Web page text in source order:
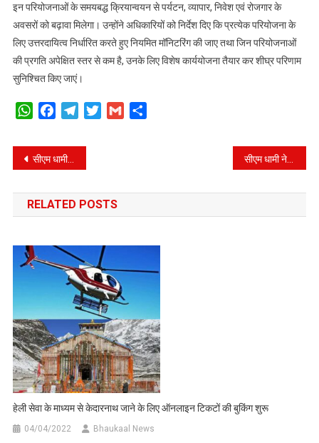
इन परियोजनाओं के समयबद्ध क्रियान्वयन से पर्यटन, व्यापार, निवेश एवं रोजगार के
अवसरों को बढ़ावा मिलेगा। उन्होंने अधिकारियों को निर्देश दिए कि प्रत्येक परियोजना के
लिए उत्तरदायित्व निर्धारित करते हुए नियमित मॉनिटरिंग की जाए तथा जिन परियोजनाओं
की प्रगति अपेक्षित स्तर से कम है, उनके लिए विशेष कार्ययोजना तैयार कर शीघ्र परिणाम
सुनिश्चित किए जाएं।
WhatsAppFacebookTelegramTwitterGmail
Post
navigation
सीएम धामी ने जूडिशियम 2.0 में न्याय व्यवस्था को और अधिक समावेशी, सुलभ व सुदृढ़ बनाने पर जोर।
RELATED POSTS
हेली सेवा के माध्यम से केदारनाथ जाने के लिए ऑनलाइन टिकटों की बुकिंग शुरू
04/04/2022 Bhaukaal News